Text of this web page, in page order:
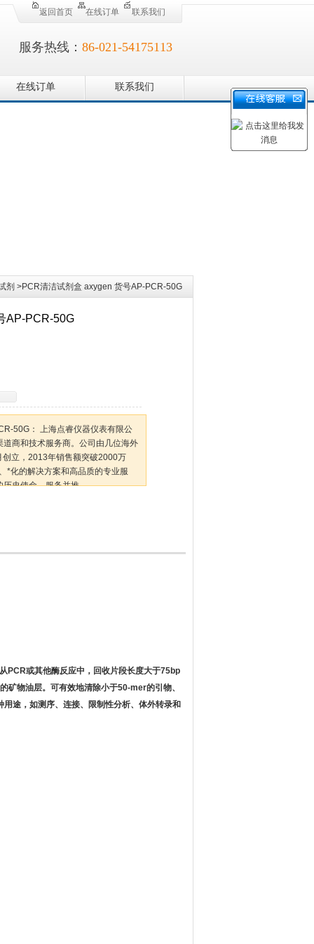
返回首页 在线订单 联系我们
服务热线： 86-021-54175113
在线订单 联系我们
剂 >PCR清洁试剂盒 axygen 货号AP-PCR-50G
AP-PCR-50G
50G： 上海点睿仪器仪表有限公
商和技术服务商。公司由几位海外
立，2013年销售额突破2000万
*化的解决方案和高品质的专业服
历史使命，服务并推
PCR或其他酶反应中，回收片段长度大于75bp
物油层。可有效地清除小于50-mer的引物、
途，如测序、连接、限制性分析、体外转录和